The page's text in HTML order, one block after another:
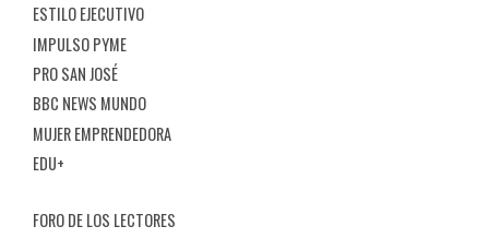
ESTILO EJECUTIVO
IMPULSO PYME
PRO SAN JOSÉ
BBC NEWS MUNDO
MUJER EMPRENDEDORA
EDU+
FORO DE LOS LECTORES